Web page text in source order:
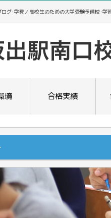
グ･学費／高校生のための大学受験予備校･学
境 合格実績